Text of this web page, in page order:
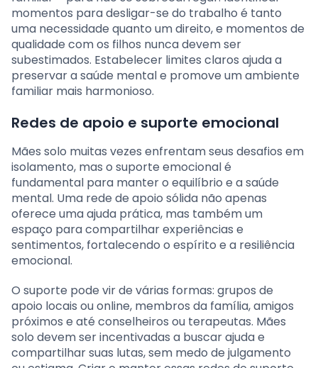
momentos para desligar-se do trabalho é tanto
uma necessidade quanto um direito, e momentos de
qualidade com os filhos nunca devem ser
subestimados. Estabelecer limites claros ajuda a
preservar a saúde mental e promove um ambiente
familiar mais harmonioso.
Redes de apoio e suporte emocional
Mães solo muitas vezes enfrentam seus desafios em
isolamento, mas o suporte emocional é
fundamental para manter o equilíbrio e a saúde
mental. Uma rede de apoio sólida não apenas
oferece uma ajuda prática, mas também um
espaço para compartilhar experiências e
sentimentos, fortalecendo o espírito e a resiliência
emocional.
O suporte pode vir de várias formas: grupos de
apoio locais ou online, membros da família, amigos
próximos e até conselheiros ou terapeutas. Mães
solo devem ser incentivadas a buscar ajuda e
compartilhar suas lutas, sem medo de julgamento